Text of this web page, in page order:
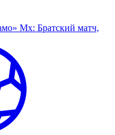
Мх: Братский матч,